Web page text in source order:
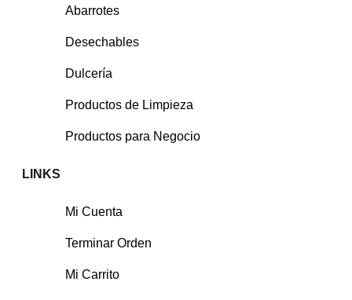
Abarrotes
Desechables
Dulcería
Productos de Limpieza
Productos para Negocio
LINKS
Mi Cuenta
Terminar Orden
Mi Carrito